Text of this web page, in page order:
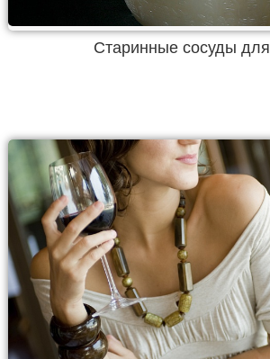
Старинные сосуды